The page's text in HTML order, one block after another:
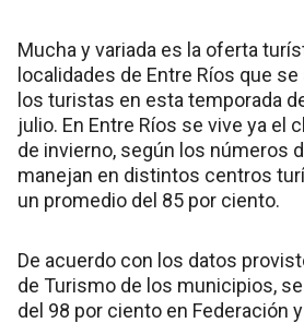
Mucha y variada es la oferta
localidades de Entre Ríos que
los turistas en esta temporada
julio. En Entre Ríos se vive ya el
de invierno, según los números
manejan en distintos centros
un promedio del 85 por ciento.
De acuerdo con los datos
de Turismo de los municipios,
del 98 por ciento en Federación